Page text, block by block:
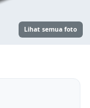
Lihat semua foto